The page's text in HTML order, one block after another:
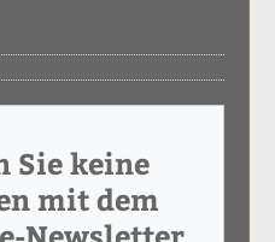
Sie keine
mit dem